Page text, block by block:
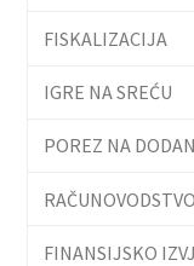
FISKALIZACIJA
IGRE NA SREĆU
POREZ NA
FINANSIJSKO